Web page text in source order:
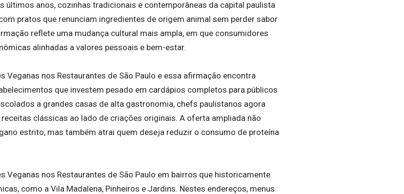
últimos anos, cozinhas tradicionais e contemporâneas da capital paulista
pratos que renunciam ingredientes de origem animal sem perder sabor
reflete uma mudança cultural mais ampla, em que consumidores
alinhadas a valores pessoais e bem-estar.
Veganas nos Restaurantes de São Paulo e essa afirmação encontra
que investem pesado em cardápios completos para públicos
a grandes casas de alta gastronomia, chefs paulistanos agora
clássicas ao lado de criações originais. A oferta ampliada não
estrito, mas também atrai quem deseja reduzir o consumo de proteína
Veganas nos Restaurantes de São Paulo em bairros que historicamente
como a Vila Madalena, Pinheiros e Jardins. Nestes endereços, menus